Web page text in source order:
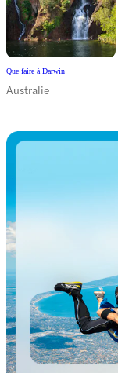
Que faire à Darwin
Australie